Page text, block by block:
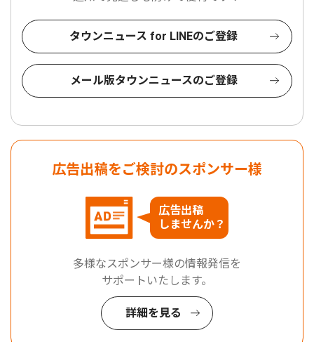
タウンニュース for LINEのご登録
メール版タウンニュースのご登録
広告出稿をご検討のスポンサー様
広告出稿
しませんか？
多様なスポンサー様の情報発信を
サポートいたします。
詳細を見る